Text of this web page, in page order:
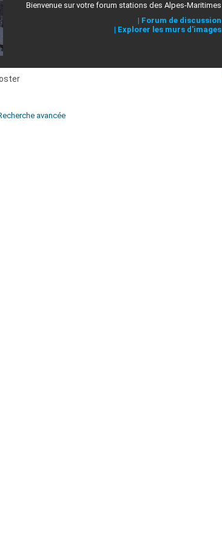
Bienvenue sur votre forum stations des Alpes-Maritimes
| Forum de discussion
| Explorer les murs d'images
avancée